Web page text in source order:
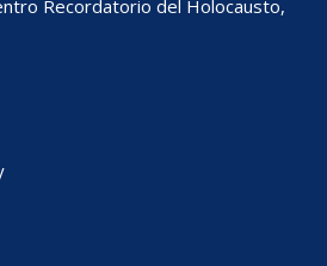
Recordatorio del Holocausto,